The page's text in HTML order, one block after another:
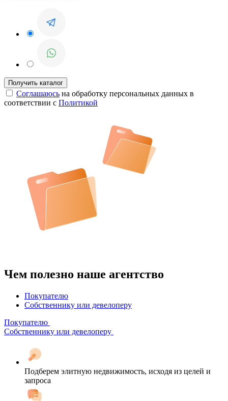
Соглашаюсь на обработку персональных данных в
соответствии с Политикой
Чем полезно наше агентство
Покупателю
Собственнику или девелоперу
Покупателю
Собственнику или девелоперу
Подберем элитную недвижимость, исходя из целей и
запроса